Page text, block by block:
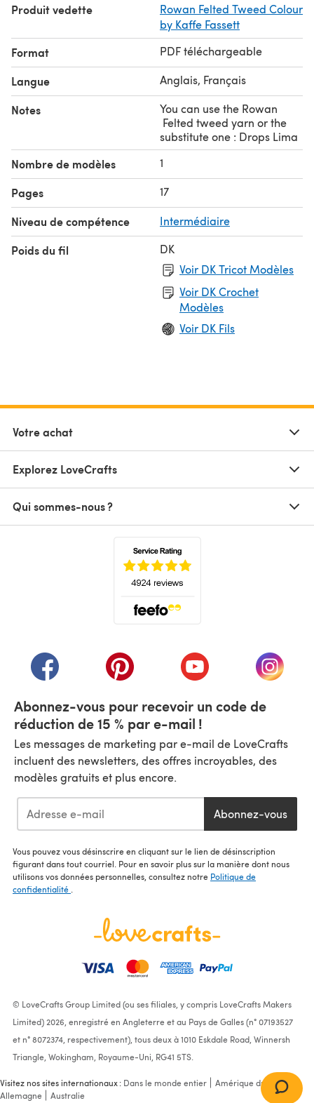
Produit vedette
Rowan Felted Tweed Colour
by Kaffe Fassett
Format PDF téléchargeable
Langue Anglais, Français
Notes
You can use the Rowan
Felted tweed yarn or the
substitute one : Drops Lima
Nombre de modèles 1
Pages 17
Niveau de compétence Intermédiaire
Poids du fil
DK
Voir DK Tricot Modèles
Voir DK Crochet
Modèles
Voir DK Fils
Votre achat
Explorez LoveCrafts
Qui sommes-nous ?
(s'ouvre dans un nouvel onglet)
(s'ouvre dans un nouvel onglet)
(s'ouvre dans un(s'ouvre
Abonnez-vous pour recevoir un code de
réduction de 15 % par e-mail !
Les messages de marketing par e-mail de LoveCrafts
incluent des newsletters, des offres incroyables, des
modèles gratuits et plus encore.
Abonnez-vous
Vous pouvez vous désinscrire en cliquant sur le lien de désinscription
figurant dans tout courriel. Pour en savoir plus sur la manière dont nous
utilisons vos données personnelles, consultez notre Politique de
confidentialité
© LoveCrafts Group Limited (ou ses filiales, y compris LoveCrafts Makers
Limited) 2026, enregistré en Angleterre et au Pays de Galles (n° 07193527
et n° 8072374, respectivement), tous deux à 1010 Eskdale Road, Winnersh
Triangle, Wokingham, Royaume-Uni, RG41 5TS.
Visitez nos sites internationaux : Dans le monde entier
Amérique du Nord
Allemagne
Australie